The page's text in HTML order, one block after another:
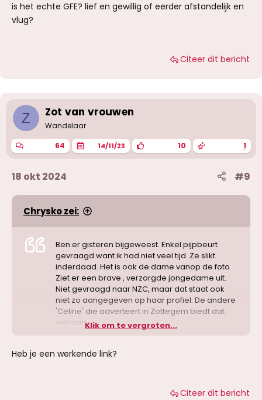
is het echte GFE? lief en gewillig of eerder afstandelijk en
vlug?
Citeer dit bericht
Z Zot van vrouwen
Wandelaar
64 14/11/23 10 1
18 okt 2024 #9
Chrysko zei:
Ben er gisteren bijgeweest. Enkel pijpbeurt
gevraagd want ik had niet veel tijd. Ze slikt
inderdaad. Het is ook de dame vanop de foto.
Ziet er een brave , verzorgde jongedame uit.
Niet gevraagd naar NZC, maar dat staat ook
niet zo aangegeven op haar profiel. De andere
'Celine' die adverteert in Zottegem biedt dat
wel aanKlik om te vergroten...
Heb je een werkende link?
Citeer dit bericht